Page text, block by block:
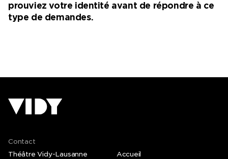
prouviez votre identité avant de répondre à ce
type de demandes.
Contact
Théâtre Vidy-Lausanne
Accueil